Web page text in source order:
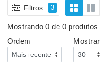
Filtros 3
Mostrando 0 de 0 produtos
Ordem
Mostrar